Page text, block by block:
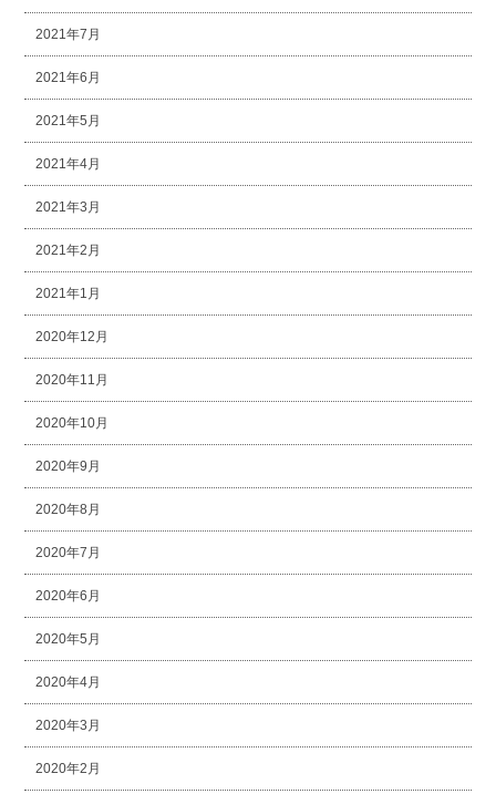
2021年7月
2021年6月
2021年5月
2021年4月
2021年3月
2021年2月
2021年1月
2020年12月
2020年11月
2020年10月
2020年9月
2020年8月
2020年7月
2020年6月
2020年5月
2020年4月
2020年3月
2020年2月